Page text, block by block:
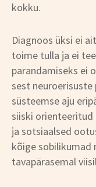
kokku.
Diagnoos üksi ei
toime tulla ja ei
parandamiseks ei
sest neuroerisuste
süsteemse aju
siiski orienteeritud
ja sotsiaalsed
kõige sobilikumad
tavapärasemal